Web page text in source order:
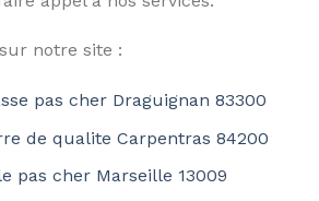
notre site :
pas cher Draguignan 83300
de qualite Carpentras 84200
pas cher Marseille 13009